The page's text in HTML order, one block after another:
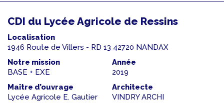
CDI du Lycée Agricole de Ressins
Localisation
1946 Route de Villers - RD 13 42720 NANDAX
Notre mission
BASE + EXE
Année
2019
Maître d’ouvrage
Lycée Agricole E. Gautier
Architecte
VINDRY ARCHI